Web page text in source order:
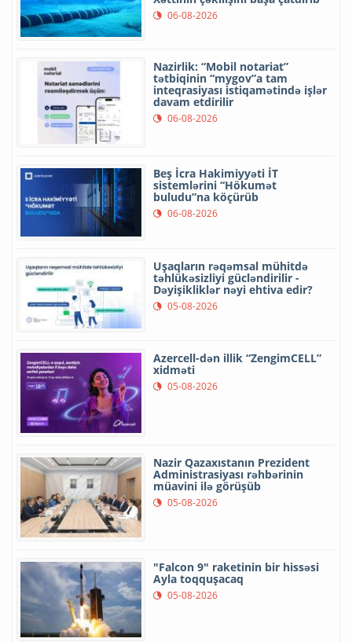
06-08-2026
Nazirlik: “Mobil notariat”
tətbiqinin “mygov”a tam
inteqrasiyası istiqamətində işlər
davam etdirilir
06-08-2026
Beş İcra Hakimiyyəti İT
sistemlərini “Hökumət
buludu”na köçürüb
06-08-2026
Uşaqların rəqəmsal mühitdə
təhlükəsizliyi gücləndirilir -
Dəyişikliklər nəyi ehtiva edir?
05-08-2026
Azercell-dən illik “ZengimCELL”
xidməti
05-08-2026
Nazir Qazaxıstanın Prezident
Administrasiyası rəhbərinin
müavini ilə görüşüb
05-08-2026
"Falcon 9" raketinin bir hissəsi
Ayla toqquşacaq
05-08-2026